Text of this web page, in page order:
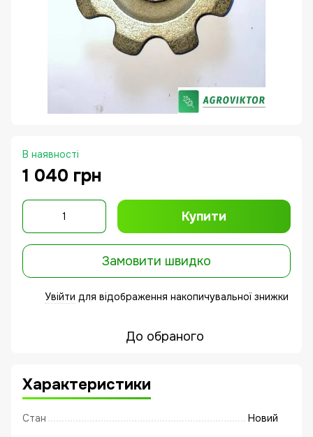
В наявності
1 040 грн
Купити
Замовити швидко
Увійти для відображення накопичувальної знижки
До обраного
Характеристики
Стан Новий